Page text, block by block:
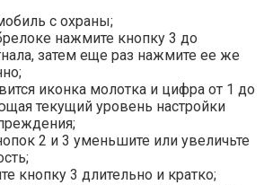
с охраны;
нажмите кнопку 3 до
затем еще раз нажмите ее же
иконка молотка и цифра от 1 до
текущий уровень настройки
2 и 3 уменьшите или увеличьте
кнопку 3 длительно и кратко;